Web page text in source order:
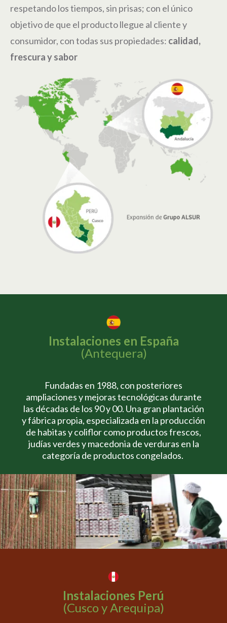
respetando los tiempos, sin prisas; con el único
objetivo de que el producto llegue al cliente y
consumidor, con todas sus propiedades: calidad,
frescura y sabor
Instalaciones en España
(Antequera)
Fundadas en 1988, con posteriores
ampliaciones y mejoras tecnológicas durante
las décadas de los 90 y 00. Una gran plantación
y fábrica propia, especializada en la producción
de habitas y coliflor como productos frescos,
judías verdes y macedonia de verduras en la
categoría de productos congelados.
Instalaciones Perú
(Cusco y Arequipa)